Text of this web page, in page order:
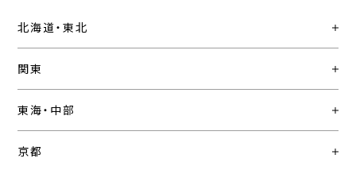
北海道・東北
関東
東海・中部
京都